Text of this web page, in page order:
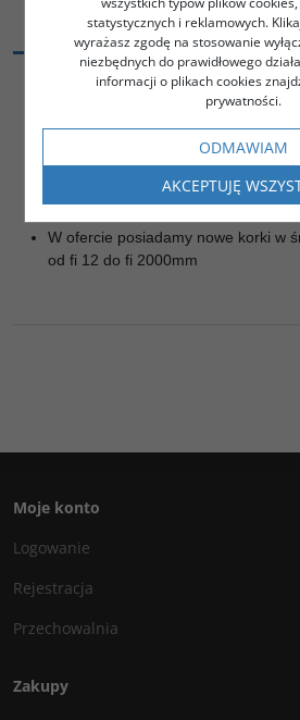
OPIS
Korek przelotowy - z bypassem
Średnica uszczelnianych rur: od 200
Długość całkowita 820mm
W ofercie posiadamy nowe korki w
od fi 12 do fi 2000mm
Moje konto
Logowanie
Rejestracja
Przechowalnia
Zakupy
statystycznych i reklamowych.
wyrażasz zgodę na stosowanie
niezbędnych do prawidłowego
informacji o plikach cookies
prywatności.
ODMAWIAM
AKCEPTUJĘ